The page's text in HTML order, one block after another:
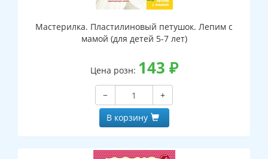
Мастерилка. Пластилиновый петушок. Лепим с
мамой (для детей 5-7 лет)
Цена розн: 143 ₽
−
+
В корзину